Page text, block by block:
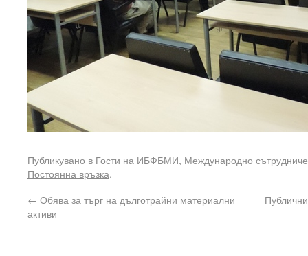
Публикувано в Гости на ИБФБМИ, Международно
Постоянна връзка.
← Обява за търг на дълготрайни материални
активи